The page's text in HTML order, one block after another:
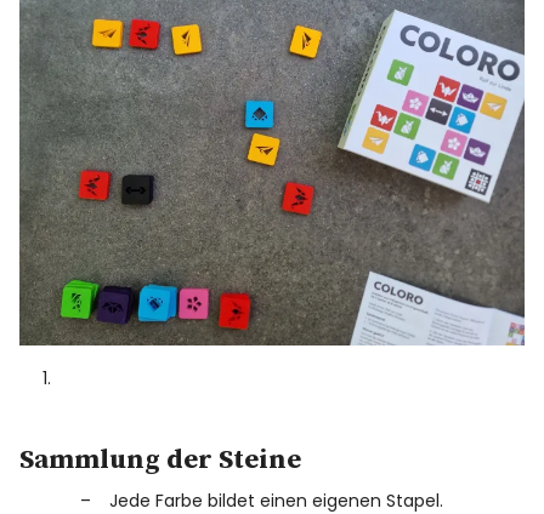
Sammlung der Steine
Jede Farbe bildet einen eigenen Stapel.